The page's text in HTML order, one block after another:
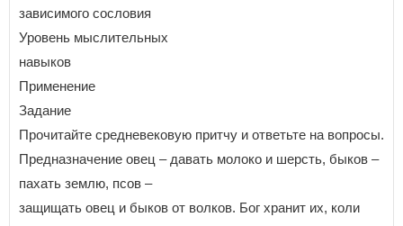
зависимого сословия
Уровень мыслительных
навыков
Применение
Задание
Прочитайте средневековую притчу и ответьте на вопросы.
Предназначение овец – давать молоко и шерсть, быков –
пахать землю, псов –
защищать овец и быков от волков. Бог хранит их, коли